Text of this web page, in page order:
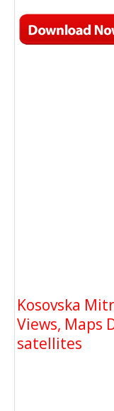
Kosovska
Views, Maps
satellites